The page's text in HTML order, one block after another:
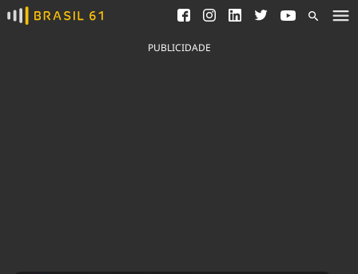
Ver todas as notícias
Saneamento
Indicadores
PUBLICIDADE